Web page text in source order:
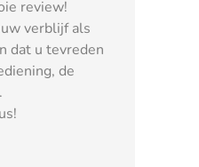
review!
verblijf als
dat u tevreden
de